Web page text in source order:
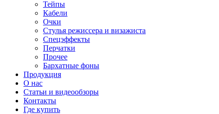
Тейпы
Кабели
Очки
Стулья режиссера и визажиста
Спецэффекты
Перчатки
Прочее
Бархатные фоны
Продукция
О нас
Статьи и видеообзоры
Контакты
Где купить